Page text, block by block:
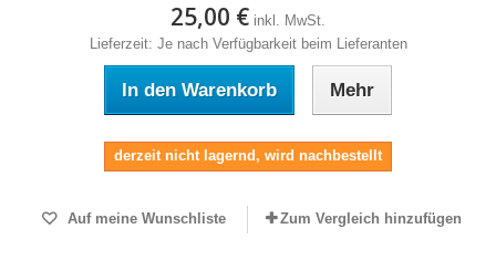
25,00 € inkl. MwSt.
Lieferzeit: Je nach Verfügbarkeit beim Lieferanten
In den Warenkorb Mehr
derzeit nicht lagernd, wird nachbestellt
Auf meine Wunschliste Zum Vergleich hinzufügen